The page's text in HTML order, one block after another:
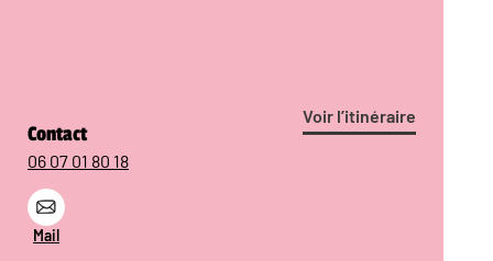
Voir l’itinéraire
Contact
06 07 01 80 18
Mail